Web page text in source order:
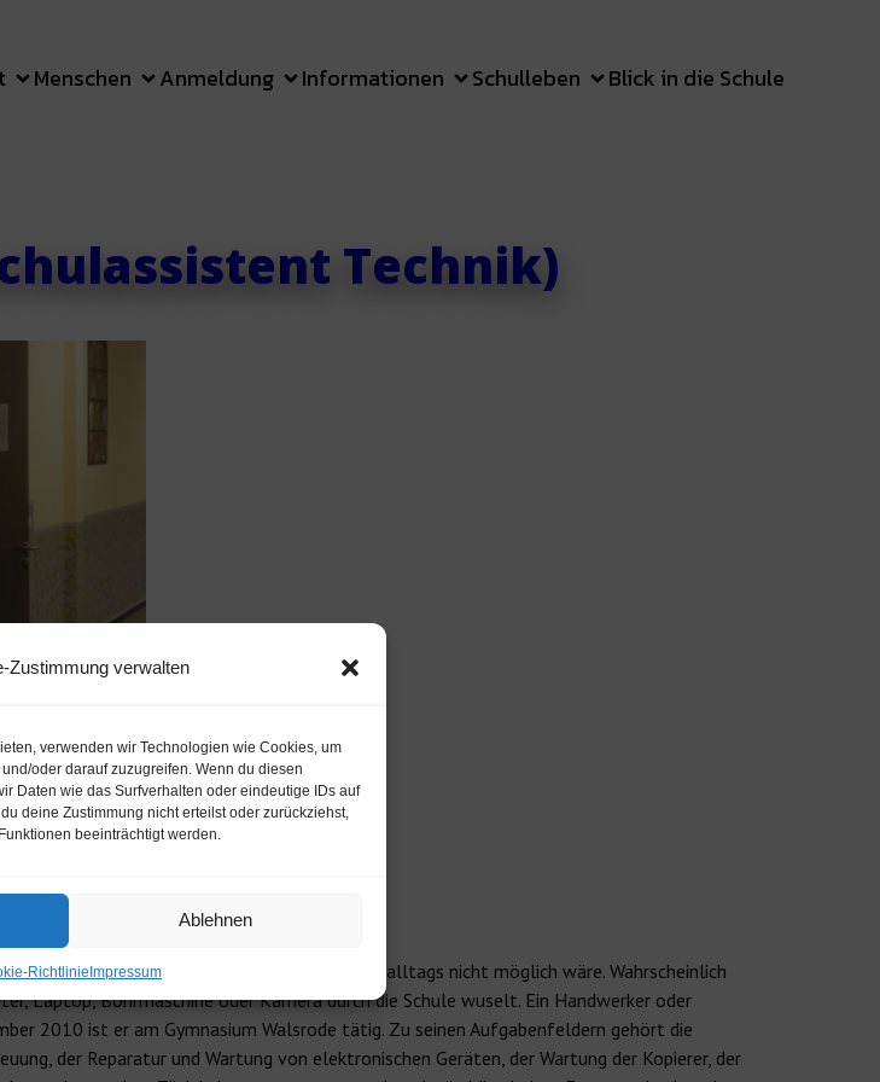
Zustimmung verwalten
verwenden wir Technologien wie Cookies, um
oder darauf zuzugreifen. Wenn du diesen
Daten wie das Surfverhalten oder eindeutige IDs auf
deine Zustimmung nicht erteilst oder zurückziehst,
beeinträchtigt werden.
Ablehnen
RichtlinieImpressum
Menschen Anmeldung Informationen Schulleben Blick in die Schule
Technik)
ohne die der reibungslose Ablauf des Schulalltags nicht möglich wäre. Wahrscheinlich
Laptop, Bohrmaschine oder Kamera durch die Schule wuselt. Ein Handwerker oder
2010 ist er am Gymnasium Walsrode tätig. Zu seinen Aufgabenfeldern gehört die
der Reparatur und Wartung von elektronischen Geräten, der Wartung der Kopierer, der